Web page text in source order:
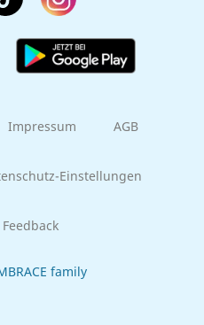
Impressum AGB
Einstellungen
family